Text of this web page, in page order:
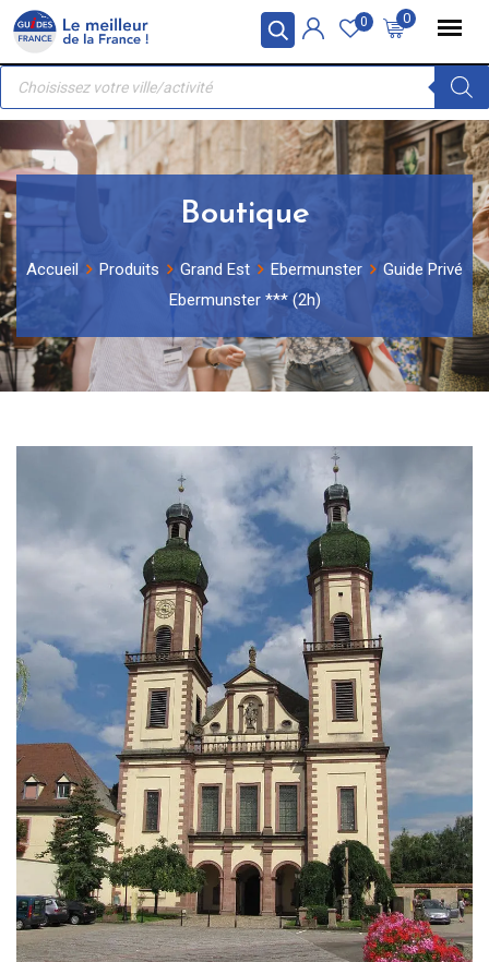
Panneau de gestion des cookies
Skip
content
0
0
Recherche
produits
Boutique
Accueil Produits Grand Est Ebermunster
Guide Privé
Ebermunster *** (2h)